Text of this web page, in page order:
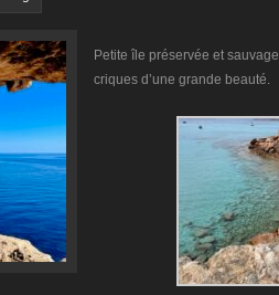
Petite île préservée et
criques d’une grande beauté.